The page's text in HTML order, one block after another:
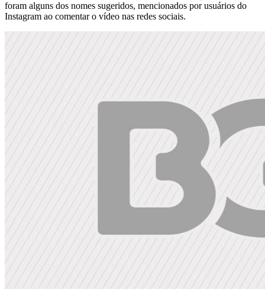
foram alguns dos nomes sugeridos, mencionados por usuários do
Instagram ao comentar o vídeo nas redes sociais.